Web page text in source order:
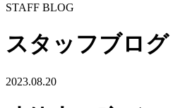
STAFF BLOG
スタッフブログ
2023.08.20